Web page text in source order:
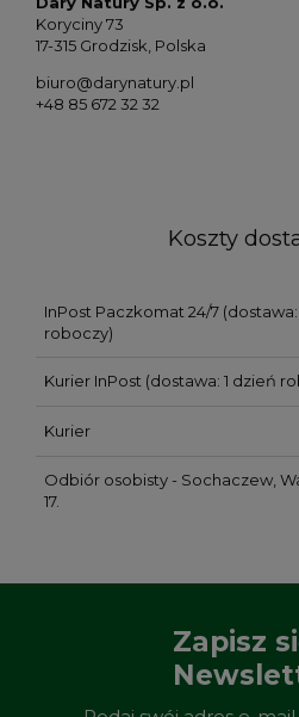
Koryciny 73
17-315 Grodzisk, Polska
biuro@darynatury.pl
+48 85 672 32 32
Koszty
InPost Paczkomat 24/7(dostawa:
roboczy)
Kurier InPost (dostawa: 1 dzień
Kurier
Odbiór osobisty - Sochaczew,
17.
Zapisz